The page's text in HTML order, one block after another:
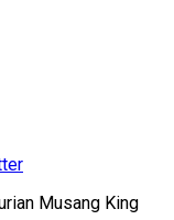
Musang King